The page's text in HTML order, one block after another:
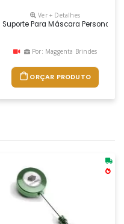
Em Silk Ou Sublimação
Ver + Detalhes
Suporte Para Máscara
Por: Maggenta Brindes
ORÇAR PRODUTO